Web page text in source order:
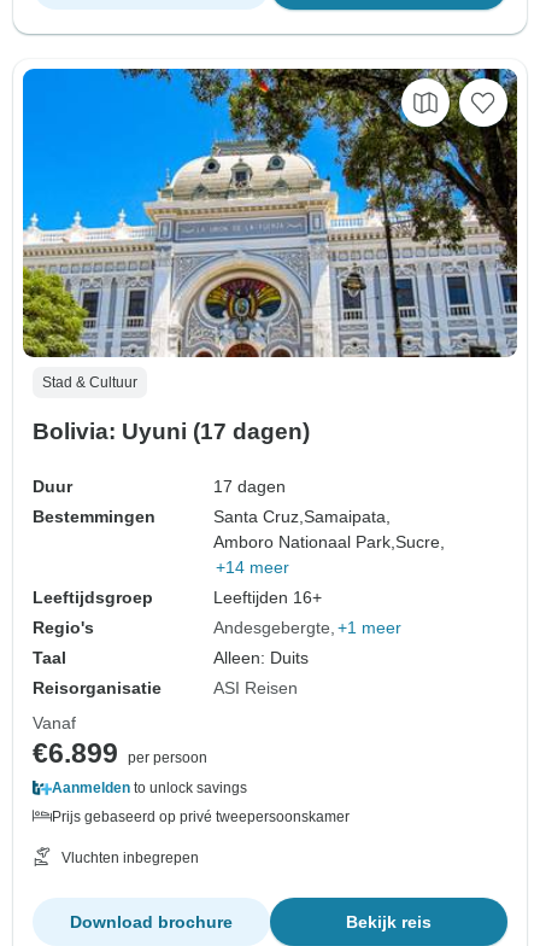
Stad & Cultuur
Bolivia: Uyuni (17 dagen)
Duur
17 dagen
Bestemmingen
Santa Cruz,Samaipata,
Amboro Nationaal Park,Sucre,
+14 meer
Leeftijdsgroep
Leeftijden 16+
Regio's
Andesgebergte +1 meer
Taal
Alleen: Duits
Reisorganisatie
ASI Reisen
Vanaf
€6.899
per persoon
Aanmelden to unlock savings
Prijs gebaseerd op privé tweepersoonskamer
Vluchten inbegrepen
Bekijk reis
Download brochure